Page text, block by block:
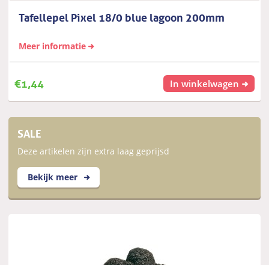
Tafellepel Pixel 18/0 blue lagoon 200mm
Meer informatie
€1,44 In winkelwagen
SALE
Deze artikelen zijn extra laag geprijsd
Bekijk meer